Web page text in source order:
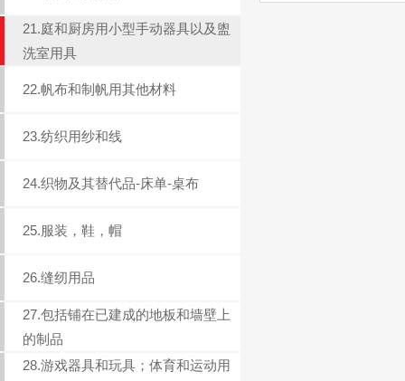
21.庭和厨房用小型手动器具以及盥
洗室用具
22.帆布和制帆用其他材料
23.纺织用纱和线
24.织物及其替代品-床单-桌布
25.服装，鞋，帽
26.缝纫用品
27.包括铺在已建成的地板和墙壁上
的制品
28.游戏器具和玩具；体育和运动用